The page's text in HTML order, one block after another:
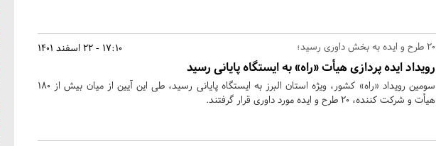
17:10 - 22 اسفند 1401 20 طرح و ایده به بخش داوری رسید؛
رویداد ایده پردازی هیأت «راه» به ایستگاه پایانی رسید
سومین رویداد «راه» کشور، ویژه استان البرز به ایستگاه پایانی رسید، طی این آیین از میان بیش از ۱۸۰
هیأت و شرکت کننده، ۲۰ طرح و ایده مورد داوری قرار گرفتند.